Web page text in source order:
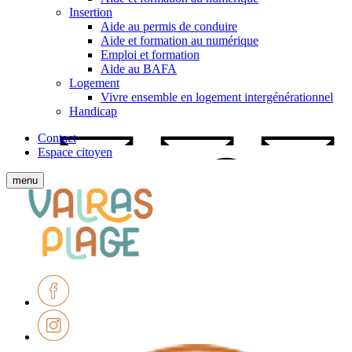
Insertion
Aide au permis de conduire
Aide et formation au numérique
Emploi et formation
Aide au BAFA
Logement
Vivre ensemble en logement intergénérationnel
Handicap
Contact
Espace citoyen
Afficher
le
menu
mobile
menu